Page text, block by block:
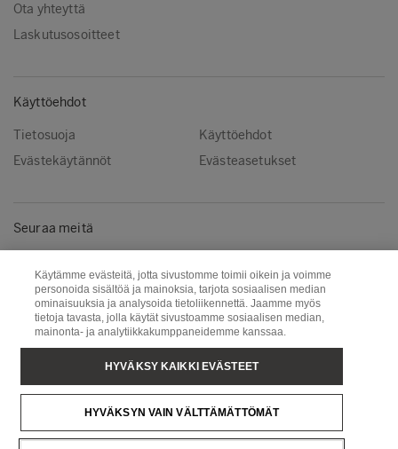
Ota yhteyttä
Laskutusosoitteet
Käyttöehdot
Tietosuoja
Käyttöehdot
Evästekäytännöt
Evästeasetukset
Seuraa meitä
Metsä Group
Metsä Wood
Puunhankinta
Metsä Board
Copyright © Metsä Group
Käytämme evästeitä, jotta sivustomme toimii oikein ja voimme
personoida sisältöä ja mainoksia, tarjota sosiaalisen median
ominaisuuksia ja analysoida tietoliikennettä. Jaamme myös
tietoja tavasta, jolla käytät sivustoamme sosiaalisen median,
mainonta- ja analytiikkakumppaneidemme kanssaa.
HYVÄKSYN VAIN VÄLTTÄMÄTTÖMÄT
HYVÄKSY KAIKKI EVÄSTEET